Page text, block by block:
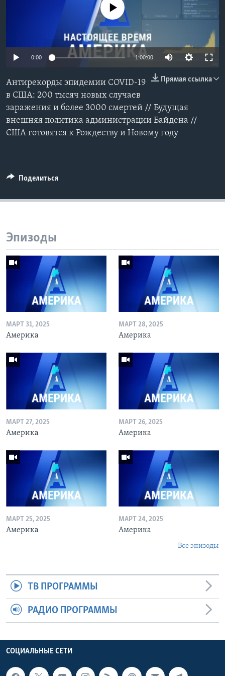
СОЦИАЛЬНЫЕ СЕТИ
Языки
No media source currently available
0:00 1:00:00
Прямая ссылка
Антирекорды эпидемии COVID-19
в США: 200 тысяч новых случаев
заражения и более 3000 смертей // Будущая
внешняя политика администрации Байдена //
США готовятся к Рождеству и Новому году
Поделиться
Эпизоды
МАРТ 31, 2025
Америка
МАРТ 28, 2025
Америка
МАРТ 27, 2025
Америка
МАРТ 26, 2025
Америка
МАРТ 25, 2025
Америка
МАРТ 24, 2025
Америка
Все эпизоды
ТВ ПРОГРАММЫ
РАДИО ПРОГРАММЫ
СОЦИАЛЬНЫЕ СЕТИ